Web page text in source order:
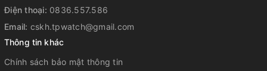
Điện thoại: 0836.557.586
Email: cskh.tpwatch@gmail.com
Thông tin khác
Chính sách bảo mật thông tin